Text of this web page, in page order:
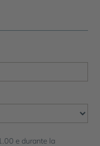
e durante la